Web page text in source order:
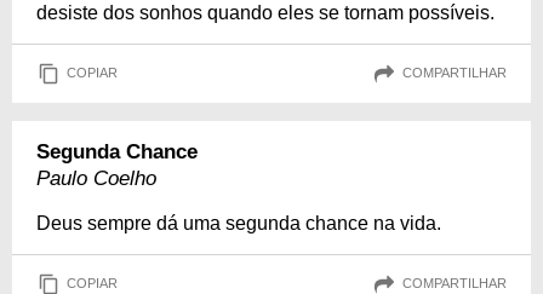
desiste dos sonhos quando eles se tornam possíveis.
COPIAR COMPARTILHAR
Segunda Chance
Paulo Coelho
Deus sempre dá uma segunda chance na vida.
COPIAR COMPARTILHAR